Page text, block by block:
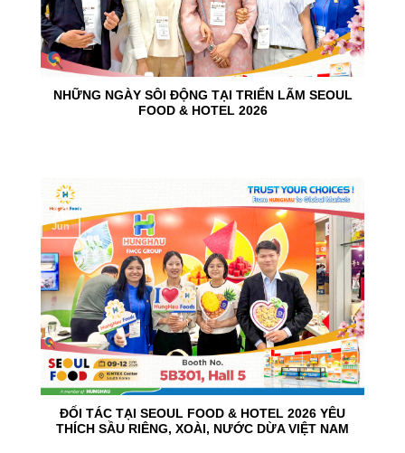
NHỮNG NGÀY SÔI ĐỘNG TẠI TRIỂN LÃM SEOUL
FOOD & HOTEL 2026
ĐỐI TÁC TẠI SEOUL FOOD & HOTEL 2026 YÊU
THÍCH SẦU RIÊNG, XOÀI, NƯỚC DỪA VIỆT NAM
10
Jun